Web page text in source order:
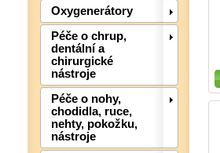
Oxygenerátory
Péče o chrup,
dentální a
chirurgické
nástroje
Péče o nohy,
chodidla, ruce,
nehty, pokožku,
nástroje
Detail